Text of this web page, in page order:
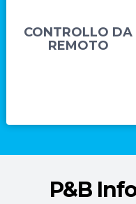
CONTROLLO DA
REMOTO
P&B